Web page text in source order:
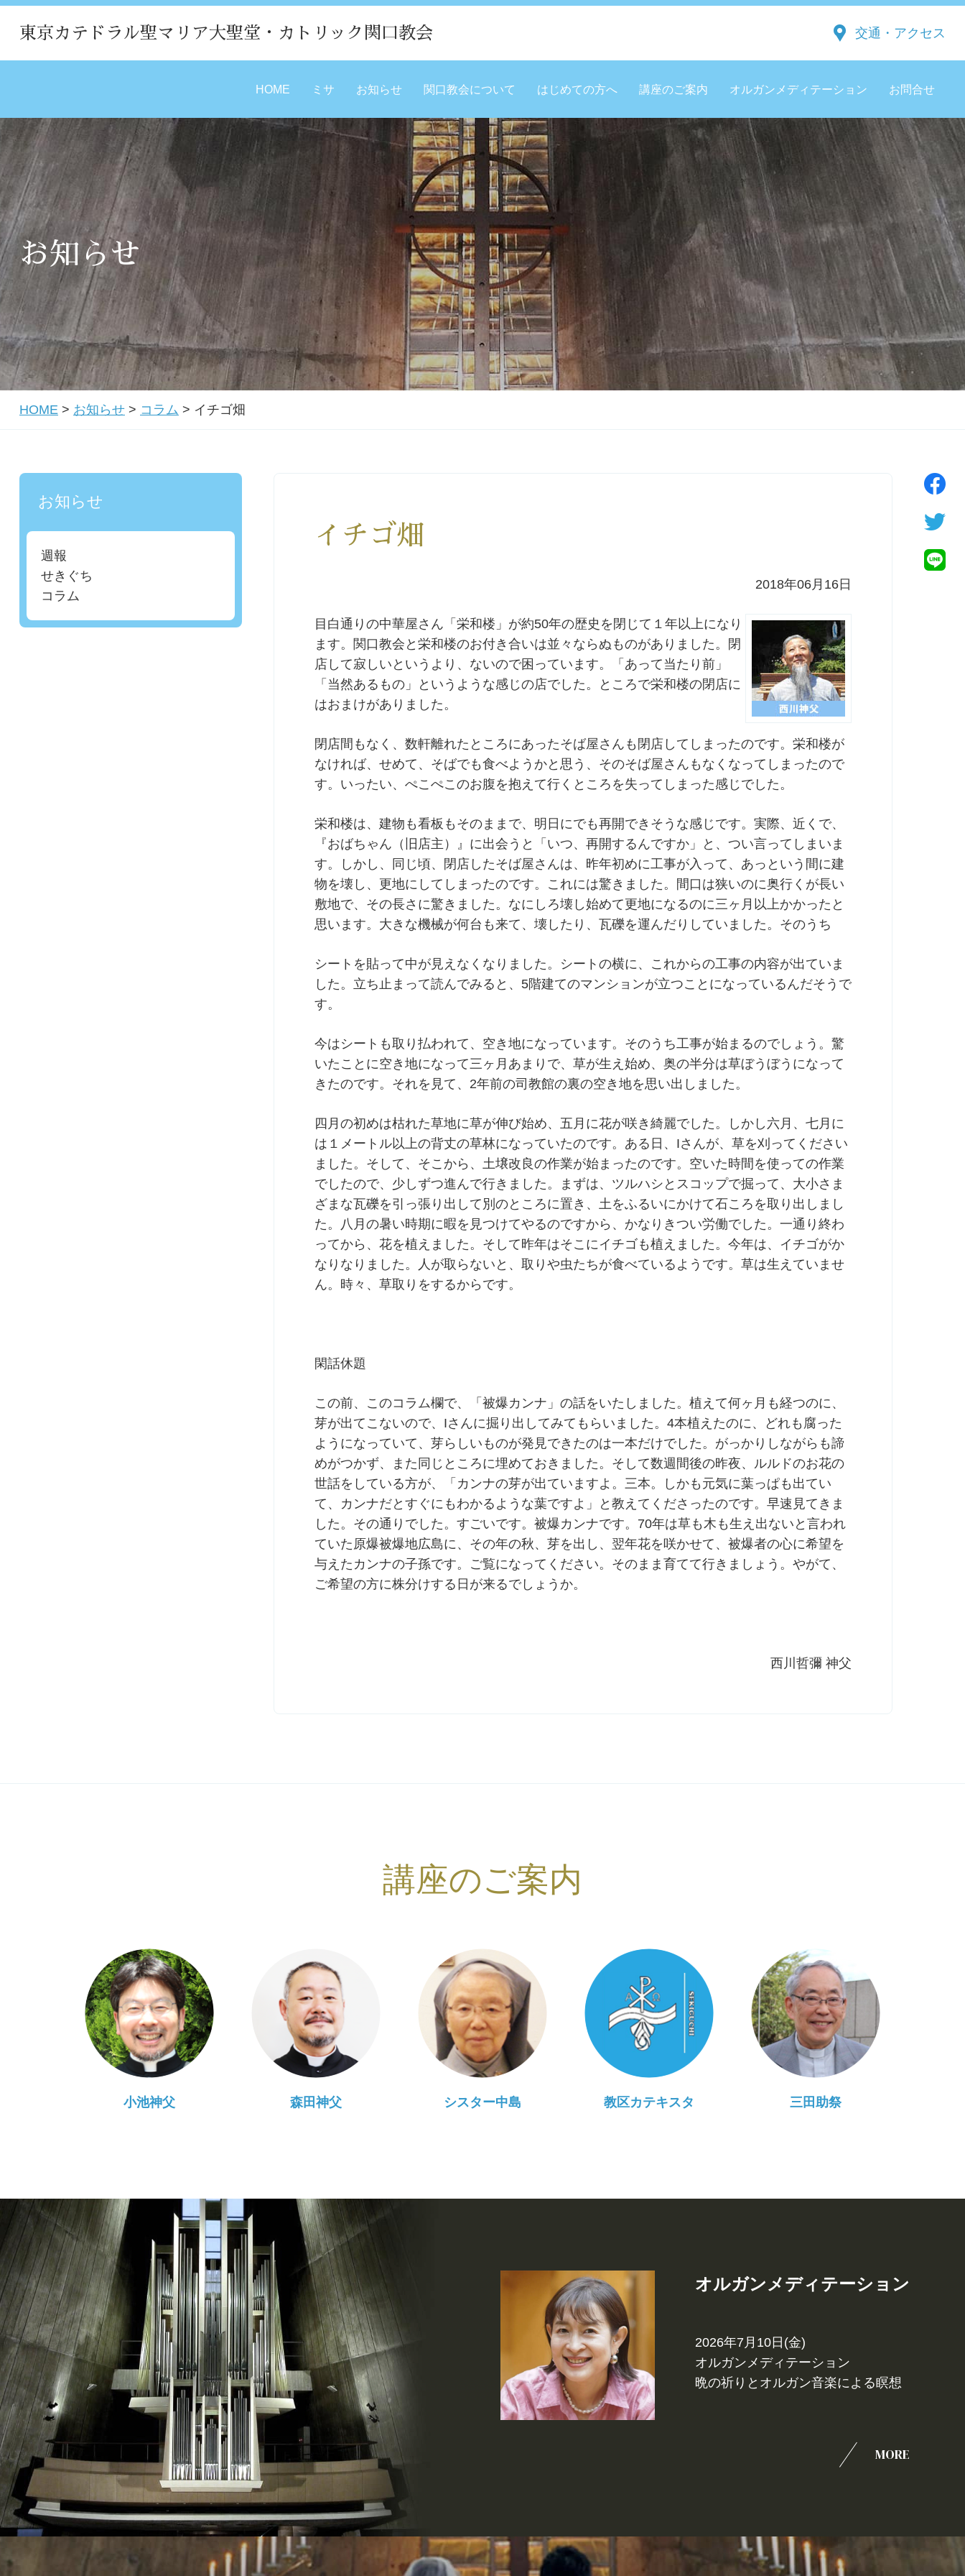
東京カテドラル聖マリア大聖堂・カトリック関口教会 交通・アクセス
HOME ミサ お知らせ 関口教会について はじめての方へ 講座のご案内 オルガンメディテーション お問合せ
お知らせ
HOME > お知らせ > コラム > イチゴ畑
イチゴ畑
2018年06月16日
目白通りの中華屋さん「栄和楼」が約50年の歴史を閉じて１年以上になり
ます。関口教会と栄和楼のお付き合いは並々ならぬものがありました。閉
店して寂しいというより、ないので困っています。「あって当たり前」
「当然あるもの」というような感じの店でした。ところで栄和楼の閉店に
はおまけがありました。
閉店間もなく、数軒離れたところにあったそば屋さんも閉店してしまったのです。栄和楼が
なければ、せめて、そばでも食べようかと思う、そのそば屋さんもなくなってしまったので
す。いったい、ぺこぺこのお腹を抱えて行くところを失ってしまった感じでした。
栄和楼は、建物も看板もそのままで、明日にでも再開できそうな感じです。実際、近くで、
『おばちゃん（旧店主）』に出会うと「いつ、再開するんですか」と、つい言ってしまいま
す。しかし、同じ頃、閉店したそば屋さんは、昨年初めに工事が入って、あっという間に建
物を壊し、更地にしてしまったのです。これには驚きました。間口は狭いのに奥行くが長い
敷地で、その長さに驚きました。なにしろ壊し始めて更地になるのに三ヶ月以上かかったと
思います。大きな機械が何台も来て、壊したり、瓦礫を運んだりしていました。そのうち
シートを貼って中が見えなくなりました。シートの横に、これからの工事の内容が出ていま
した。立ち止まって読んでみると、5階建てのマンションが立つことになっているんだそうで
す。
今はシートも取り払われて、空き地になっています。そのうち工事が始まるのでしょう。驚
いたことに空き地になって三ヶ月あまりで、草が生え始め、奥の半分は草ぼうぼうになって
きたのです。それを見て、2年前の司教館の裏の空き地を思い出しました。
四月の初めは枯れた草地に草が伸び始め、五月に花が咲き綺麗でした。しかし六月、七月に
は１メートル以上の背丈の草林になっていたのです。ある日、Iさんが、草を刈ってください
ました。そして、そこから、土壌改良の作業が始まったのです。空いた時間を使っての作業
でしたので、少しずつ進んで行きました。まずは、ツルハシとスコップで掘って、大小さま
ざまな瓦礫を引っ張り出して別のところに置き、土をふるいにかけて石ころを取り出しまし
た。八月の暑い時期に暇を見つけてやるのですから、かなりきつい労働でした。一通り終わ
ってから、花を植えました。そして昨年はそこにイチゴも植えました。今年は、イチゴがか
なりなりました。人が取らないと、取りや虫たちが食べているようです。草は生えていませ
ん。時々、草取りをするからです。
閑話休題
この前、このコラム欄で、「被爆カンナ」の話をいたしました。植えて何ヶ月も経つのに、
芽が出てこないので、Iさんに掘り出してみてもらいました。4本植えたのに、どれも腐った
ようになっていて、芽らしいものが発見できたのは一本だけでした。がっかりしながらも諦
めがつかず、また同じところに埋めておきました。そして数週間後の昨夜、ルルドのお花の
世話をしている方が、「カンナの芽が出ていますよ。三本。しかも元気に葉っぱも出てい
て、カンナだとすぐにもわかるような葉ですよ」と教えてくださったのです。早速見てきま
した。その通りでした。すごいです。被爆カンナです。70年は草も木も生え出ないと言われ
ていた原爆被爆地広島に、その年の秋、芽を出し、翌年花を咲かせて、被爆者の心に希望を
与えたカンナの子孫です。ご覧になってください。そのまま育てて行きましょう。やがて、
ご希望の方に株分けする日が来るでしょうか。
西川哲彌 神父
お知らせ
週報
せきぐち
コラム
講座のご案内
小池神父 森田神父 シスター中島 教区カテキスタ 三田助祭
オルガンメディテーション
2026年7月10日(金)
オルガンメディテーション
晩の祈りとオルガン音楽による瞑想
MORE